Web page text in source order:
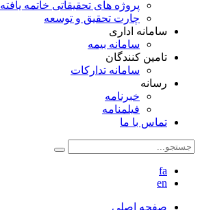
پروژه های تحقیقاتی خاتمه یافته
چارت تحقیق و توسعه
سامانه اداری
سامانه بیمه
تامین کنندگان
سامانه تدارکات
رسانه
خبرنامه
فیلمنامه
تماس با ما
fa
en
صفحه اصلی